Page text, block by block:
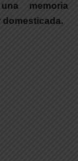
memoria
domesticada.